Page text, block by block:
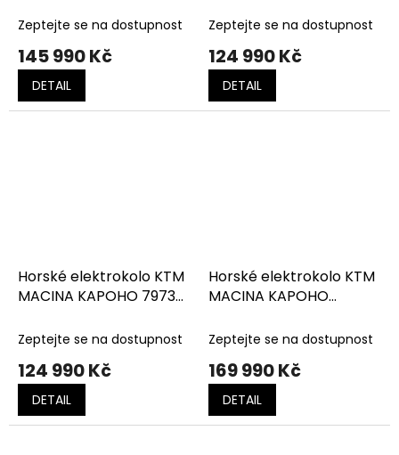
Zeptejte se na dostupnost
145 990 Kč
DETAIL
Zeptejte se na dostupnost
124 990 Kč
DETAIL
Horské elektrokolo KTM
MACINA KAPOHO 7973
(black+grey)
Zeptejte se na dostupnost
124 990 Kč
DETAIL
Horské elektrokolo KTM
MACINA KAPOHO
(orange)
Zeptejte se na dostupnost
169 990 Kč
DETAIL